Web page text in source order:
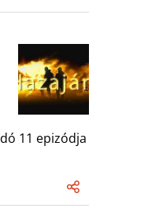
11 epizódja